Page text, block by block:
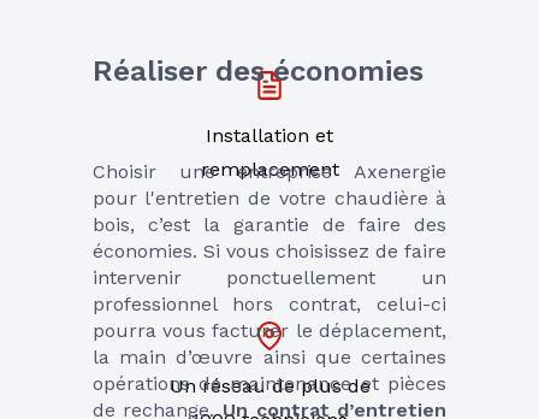
Réaliser des économies
Choisir une entreprise Axenergie
pour l'entretien de votre chaudière à
bois, c’est la garantie de faire des
économies. Si vous choisissez de faire
intervenir ponctuellement un
professionnel hors contrat, celui-ci
pourra vous facturer le déplacement,
la main d’œuvre ainsi que certaines
opérations de maintenance et pièces
de rechange. Un contrat d’entretien
Installation et
remplacement
Un réseau de plus de